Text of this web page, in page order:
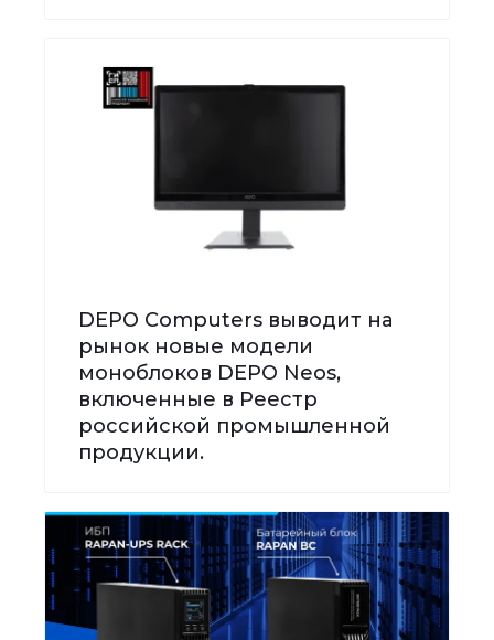
DEPO Computers выводит на
рынок новые модели
моноблоков DEPO Neos,
включенные в Реестр
российской промышленной
продукции.